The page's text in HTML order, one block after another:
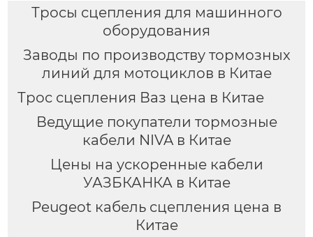
Тросы сцепления для машинного
оборудования
Заводы по производству тормозных
линий для мотоциклов в Китае
Трос сцепления Ваз цена в Китае
Ведущие покупатели тормозные
кабели NIVA в Китае
Цены на ускоренные кабели
УАЗБКАНКА в Китае
Peugeot кабель сцепления цена в
Китае